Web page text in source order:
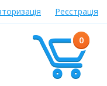
Реєстрація
0